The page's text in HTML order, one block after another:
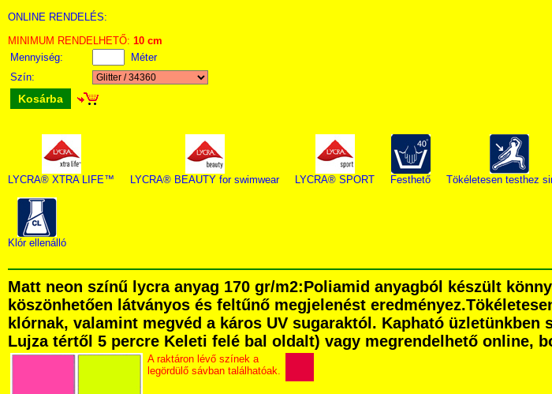
ONLINE RENDELÉS:
MINIMUM RENDELHETŐ: 10 cm
Mennyiség:
Méter
Szín:
Kosárba
LYCRA® XTRA LIFE™ LYCRA® BEAUTY for swimwear LYCRA® SPORT Festhető Tökéletesen testhez
Klór ellenálló
Matt neon színű lycra anyag 170 gr/m2:Poliamid anyagból készült
köszönhetően látványos és feltűnő megjelenést
klórnak, valamint megvéd a káros UV sugaraktól. Kapható üzletünkben
Lujza tértől 5 percre Keleti felé bal oldalt) vagy megrendelhető online,
A raktáron lévő színek a
legördülő sávban találhatóak.